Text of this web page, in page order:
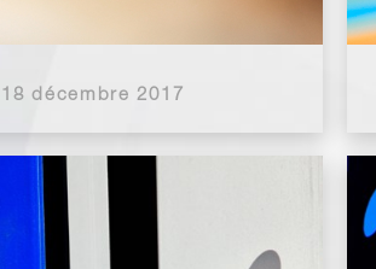
18 décembre 2017